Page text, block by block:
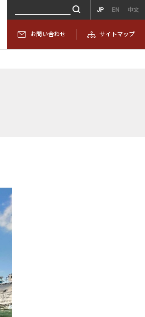
JP EN 中文
お問い合わせ サイトマップ